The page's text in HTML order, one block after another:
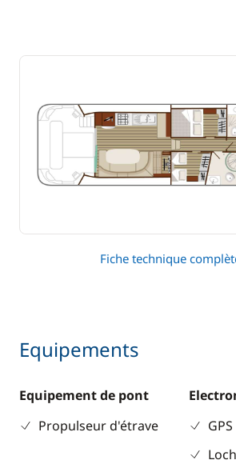
Fiche technique
Equipements
Equipement de pont
Propulseur d'étrave
GPS